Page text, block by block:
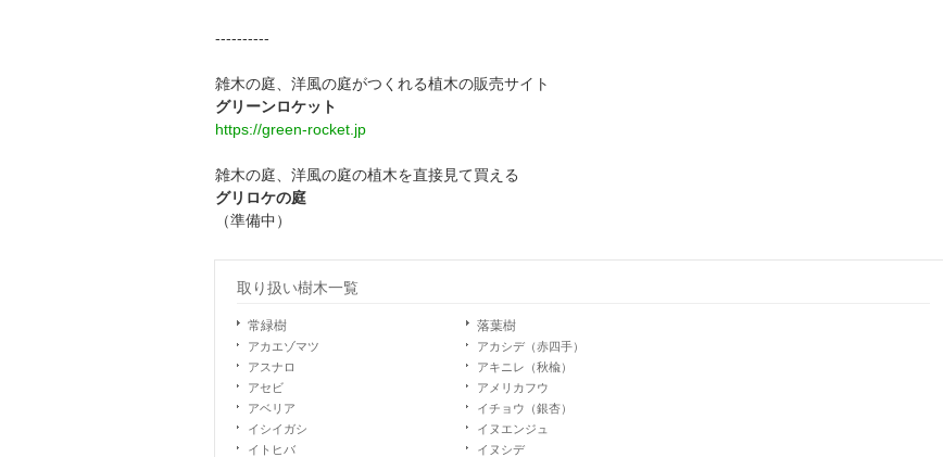
----------
雑木の庭、洋風の庭がつくれる植木の販売サイト
グリーンロケット
https://green-rocket.jp
雑木の庭、洋風の庭の植木を直接見て買える
グリロケの庭
（準備中）
取り扱い樹木一覧
常緑樹
アカエゾマツ
アスナロ
アセビ
アベリア
イシイガシ
イトヒバ
落葉樹
アカシデ（赤四手）
アキニレ（秋楡）
アメリカフウ
イチョウ（銀杏）
イヌエンジュ
イヌシデ